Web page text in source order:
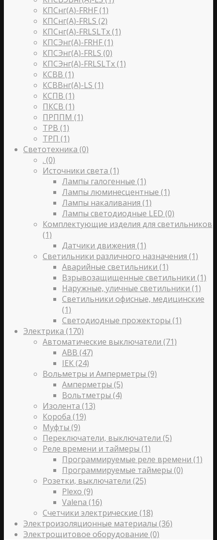
КПСнг(A)-FRHF(1)
КПСнг(A)-FRLS (2)
КПСнг(A)-FRLSLTx(1)
КПСЭнг(A)-FRHF(1)
КПСЭнг(A)-FRLS (0)
КПСЭнг(А)-FRLSLTx(1)
КСВВ (1)
КСВВнг(A)-LS (1)
КСПВ (1)
ПКСВ (1)
ПРППМ (1)
ТРВ (1)
ТРП (1)
Светотехника (0)
. (0)
Источники света (1)
Лампы галогенные (1)
Лампы люминесцентные (1)
Лампы накаливания (1)
Лампы светодиодные LED (0)
Комплектующие изделия для светильников
(1)
Датчики движения (1)
Светильники различного назначения (1)
Аварийные светильники (1)
Взрывозащищенные светильники (1)
Наружные, уличные светильники (1)
Светильники офисные, медицинские
(1)
Светодиодные прожекторы (1)
Электрика (170)
Автоматические выключатели (71)
ABB (47)
IЕК(24)
Вольметры и Амперметры (9)
Амперметры (5)
Вольтметры (4)
Изолента (13)
Короба (19)
Муфты (9)
Переключатели, выключатели (5)
Реле времени и таймеры (1)
Программируемые реле времени (1)
Программируемые таймеры (0)
Розетки, выключатели (25)
Plexo (9)
Valena (16)
Счетчики электрические (18)
Электроизоляционные материалы (36)
Электрощитовое оборудование (0)